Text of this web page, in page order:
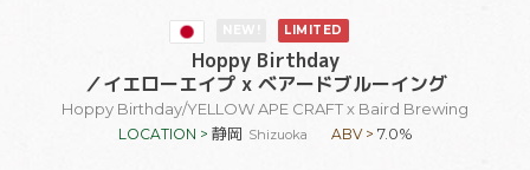
LIMITED
Hoppy Birthday
／イエローエイプ x ベアードブルーイング
Hoppy Birthday/YELLOW APE CRAFT x Baird Brewing
LOCATION > 静岡 Shizuoka ABV > 7.0%